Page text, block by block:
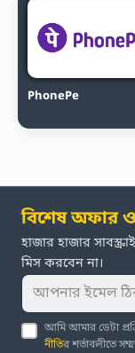
PhonePe
বিশেষ অফার
হাজার হাজার
মিস করবেন না।
আমি আমার ডেটা
নীতির শর্তাবলীতে